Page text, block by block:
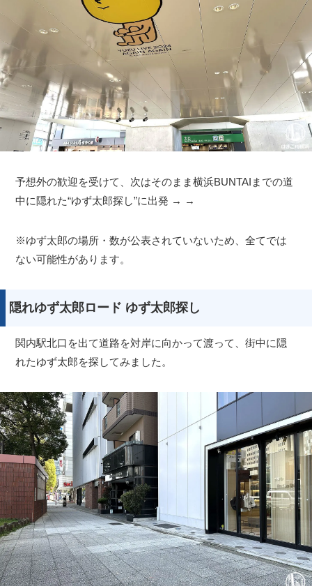
予想外の歓迎を受けて、次はそのまま横浜BUNTAIまでの道
中に隠れた“ゆず太郎探し”に出発 → →
※ゆず太郎の場所・数が公表されていないため、全てでは
ない可能性があります。
隠れゆず太郎ロード ゆず太郎探し
関内駅北口を出て道路を対岸に向かって渡って、街中に隠
れたゆず太郎を探してみました。